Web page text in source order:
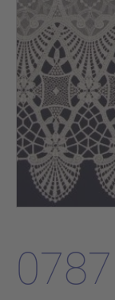
0787